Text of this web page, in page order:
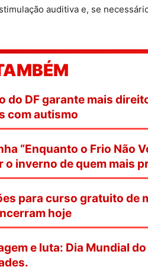
auditiva e, se
do DF garante mais
com autismo
“Enquanto o Frio Não
o inverno de quem mais
para curso gratuito de
hoje
e luta: Dia Mundial